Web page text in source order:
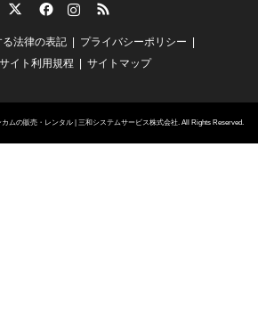
RSS
法律の表記
プライバシーポリシー
イト利用規程
サイトマップ
ムの販売・レンタル | 三和システムサービス株式会社 . All Rights Reserved.